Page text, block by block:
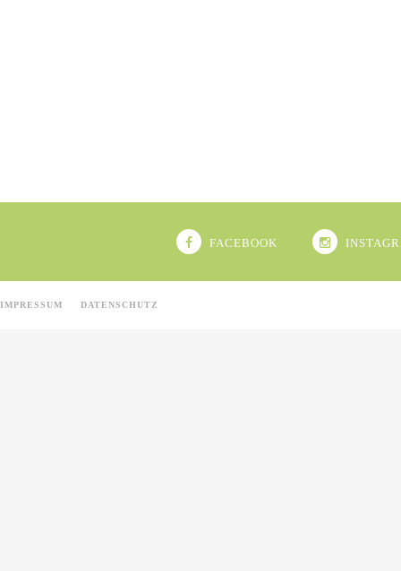
FACEBOOK
IMPRESSUM DATENSCHUTZ